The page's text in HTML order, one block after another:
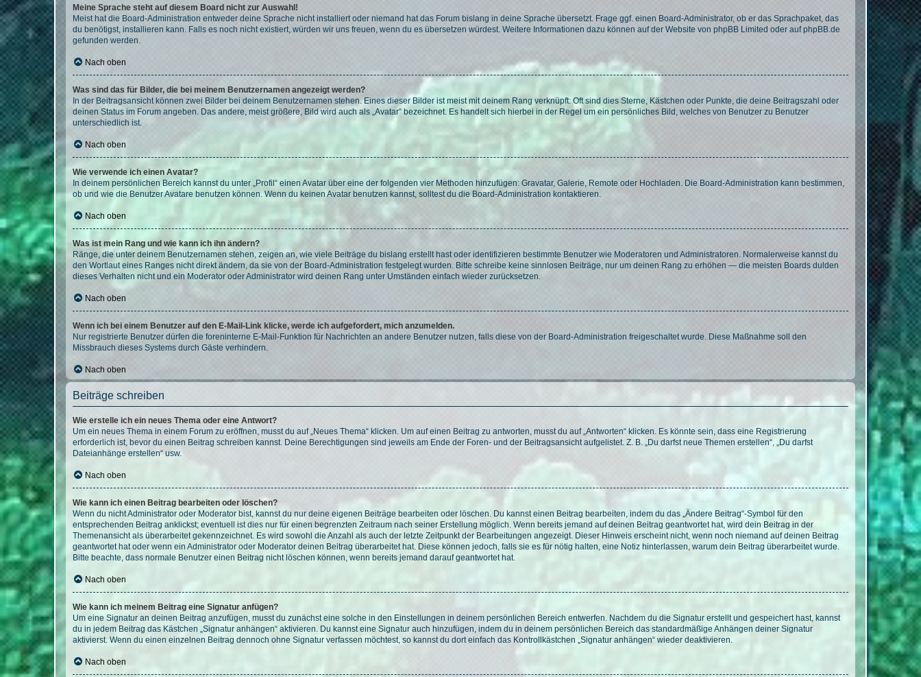
Meine Sprache steht auf diesem Board nicht zur Auswahl!
Meist hat die Board-Administration entweder deine Sprache nicht installiert oder niemand hat das Forum bislang in deine Sprache übersetzt. Frage ggf. einen Board-Administrator, ob er das Sprachpaket, das
du benötigst, installieren kann. Falls es noch nicht existiert, würden wir uns freuen, wenn du es übersetzen würdest. Weitere Informationen dazu können auf der Website von phpBB Limited oder aufphpBB.de
gefunden werden.
Nach oben
Was sind das für Bilder, die bei meinem Benutzernamen angezeigt werden?
In der Beitragsansicht können zwei Bilder bei deinem Benutzernamen stehen. Eines dieser Bilder ist meist mit deinem Rang verknüpft: Oft sind dies Sterne, Kästchen oder Punkte, die deine Beitragszahl oder
deinen Status im Forum angeben. Das andere, meist größere, Bild wird auch als „Avatar“ bezeichnet. Es handelt sich hierbei in der Regel um ein persönliches Bild, welches von Benutzer zu Benutzer
unterschiedlich ist.
Nach oben
Wie verwende ich einen Avatar?
In deinem persönlichen Bereich kannst du unter „Profil“ einen Avatar über eine der folgenden vier Methoden hinzufügen: Gravatar, Galerie, Remote oder Hochladen. Die Board-Administration kann bestimmen,
ob und wie die Benutzer Avatare benutzen können. Wenn du keinen Avatar benutzen kannst, solltest du die Board-Administration kontaktieren.
Nach oben
Was ist mein Rang und wie kann ich ihn ändern?
Ränge, die unter deinem Benutzernamen stehen, zeigen an, wie viele Beiträge du bislang erstellt hast oder identifizieren bestimmte Benutzer wie Moderatoren und Administratoren. Normalerweise kannst du
den Wortlaut eines Ranges nicht direkt ändern, da sie von der Board-Administration festgelegt wurden. Bitte schreibe keine sinnlosen Beiträge, nur um deinen Rang zu erhöhen — die meisten Boards dulden
dieses Verhalten nicht und ein Moderator oder Administrator wird deinen Rang unter Umständen einfach wieder zurücksetzen.
Nach oben
Wenn ich bei einem Benutzer auf den E-Mail-Link klicke, werde ich aufgefordert, mich anzumelden.
Nur registrierte Benutzer dürfen die foreninterne E-Mail-Funktion für Nachrichten an andere Benutzer nutzen, falls diese von der Board-Administration freigeschaltet wurde. Diese Maßnahme soll den
Missbrauch dieses Systems durch Gäste verhindern.
Nach oben
Beiträge schreiben
Wie erstelle ich ein neues Thema oder eine Antwort?
Um ein neues Thema in einem Forum zu eröffnen, musst du auf „Neues Thema“ klicken. Um auf einen Beitrag zu antworten, musst du auf „Antworten“ klicken. Es könnte sein, dass eine Registrierung
erforderlich ist, bevor du einen Beitrag schreiben kannst. Deine Berechtigungen sind jeweils am Ende der Foren- und der Beitragsansicht aufgelistet. Z. B. „Du darfst neue Themen erstellen“, „Du darfst
Dateianhänge erstellen“ usw.
Nach oben
Wie kann ich einen Beitrag bearbeiten oder löschen?
Wenn du nicht Administrator oder Moderator bist, kannst du nur deine eigenen Beiträge bearbeiten oder löschen. Du kannst einen Beitrag bearbeiten, indem du das „Ändere Beitrag“-Symbol für den
entsprechenden Beitrag anklickst; eventuell ist dies nur für einen begrenzten Zeitraum nach seiner Erstellung möglich. Wenn bereits jemand auf deinen Beitrag geantwortet hat, wird dein Beitrag in der
Themenansicht als überarbeitet gekennzeichnet. Es wird sowohl die Anzahl als auch der letzte Zeitpunkt der Bearbeitungen angezeigt. Dieser Hinweis erscheint nicht, wenn noch niemand auf deinen Beitrag
geantwortet hat oder wenn ein Administrator oder Moderator deinen Beitrag überarbeitet hat. Diese können jedoch, falls sie es für nötig halten, eine Notiz hinterlassen, warum dein Beitrag überarbeitet wurde.
Bitte beachte, dass normale Benutzer einen Beitrag nicht löschen können, wenn bereits jemand darauf geantwortet hat.
Nach oben
Wie kann ich meinem Beitrag eine Signatur anfügen?
Um eine Signatur an deinen Beitrag anzufügen, musst du zunächst eine solche in den Einstellungen in deinem persönlichen Bereich entwerfen. Nachdem du die Signatur erstellt und gespeichert hast, kannst
du in jedem Beitrag das Kästchen „Signatur anhängen“ aktivieren. Du kannst eine Signatur auch hinzufügen, indem du in deinem persönlichen Bereich das standardmäßige Anhängen deiner Signatur
aktivierst. Wenn du einen einzelnen Beitrag dennoch ohne Signatur verfassen möchtest, so kannst du dort einfach das Kontrollkästchen „Signatur anhängen“ wieder deaktivieren.
Nach oben